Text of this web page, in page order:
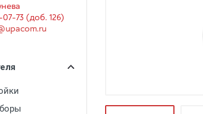
07-73 (доб. 126)